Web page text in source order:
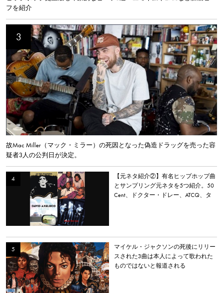
フを紹介
故Mac Miller（マック・ミラー）の死因となった偽造ドラッグを売った容
疑者3人の公判日が決定。
【元ネタ紹介②】有名ヒップホップ曲
とサンプリング元ネタを5つ紹介。50
Cent、ドクター・ドレー、ATCQ、タ
マイケル・ジャクソンの死後にリリー
スされた3曲は本人によって歌われた
ものではないと報道される